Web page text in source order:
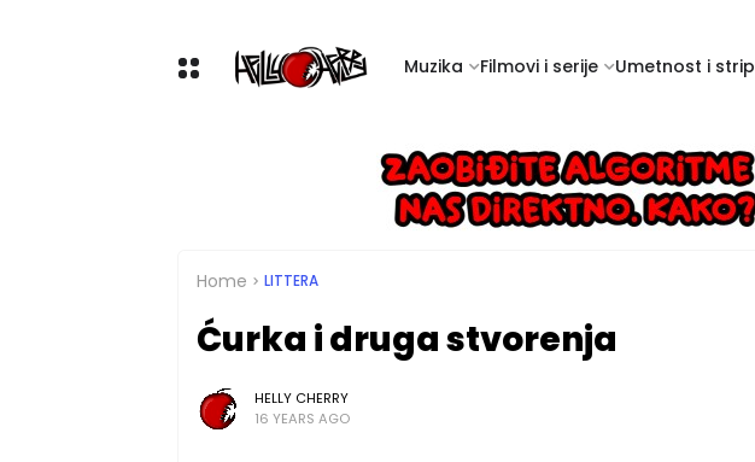
Muzika Filmovi i serije Umetnost i strip
Home LITTERA
Ćurka i druga stvorenja
HELLY CHERRY
16 YEARS AGO